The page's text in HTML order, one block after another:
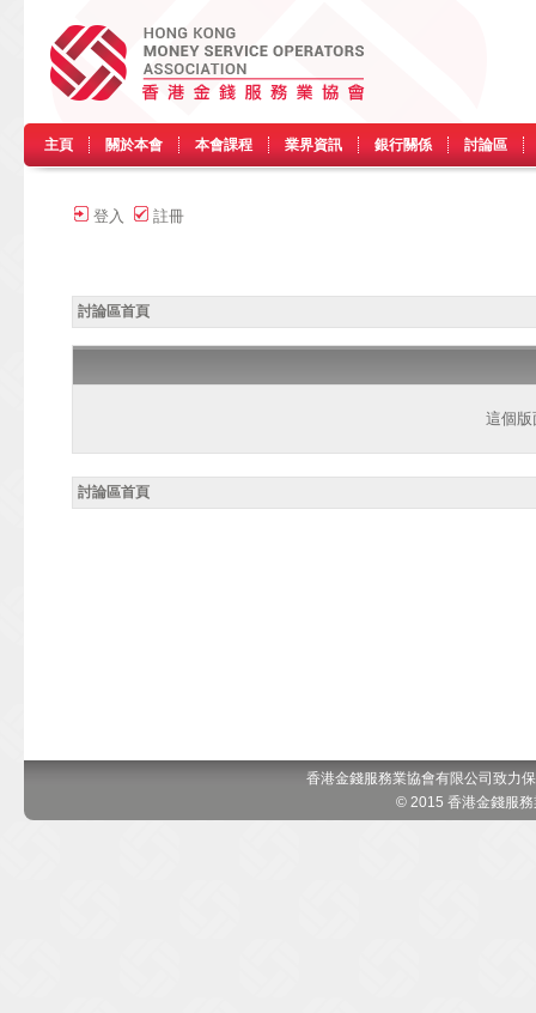
主頁 關於本會 本會課程 業界資訊 銀行關係 討論區
登入 註冊
討論區首頁
這個版
討論區首頁
香港金錢服務業協會有限公司致力
© 2015 香港金錢服